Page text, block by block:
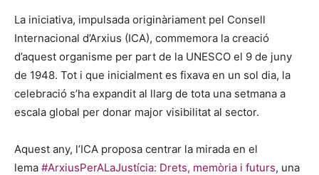
La iniciativa, impulsada originàriament pel Consell
Internacional d’Arxius (ICA), commemora la creació
d’aquest organisme per part de la UNESCO el 9 de juny
de 1948. Tot i que inicialment es fixava en un sol dia, la
celebració s’ha expandit al llarg de tota una setmana a
escala global per donar major visibilitat al sector.
Aquest any, l’ICA proposa centrar la mirada en el
lema #ArxiusPerALaJustícia: Drets, memòria i futurs, una